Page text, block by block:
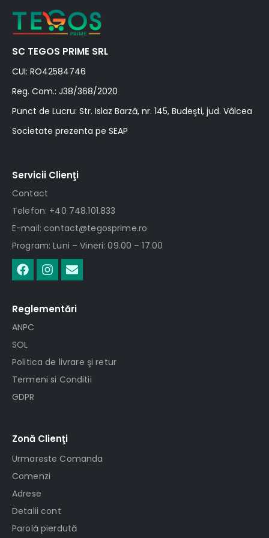
SC TEGOS PRIME SRL
CUI: RO42584746
Reg. Com.: J38/368/2020
Punct de Lucru: Str. Islaz Barză, nr. 145, Budeşti, jud. Vâlcea
Societate prezenta pe SEAP
Servicii Clienţi
Contact
Telefon: +40 748.101.833
E-mail: contact@tegosprime.ro
Program: Luni – Vineri: 09.00 – 17.00
Reglementări
ANPC
SOL
Politica de livrare şi retur
Termeni si Conditii
GDPR
Zonă Clienţi
Urmareste Comanda
Comenzi
Adrese
Detalii cont
Parolă pierdută